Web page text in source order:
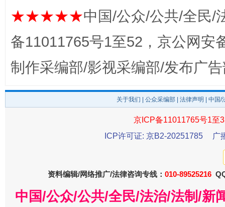
东山县通报“牛蛙产品抗生素超标问题” 法
千年窑火 生生不息 一
★★★★★中国/公众/公共/全民/
备11011765号1至52，京公网安
制作采编部/影视采编部/发布广
关于我们 公众采编部 法律声明 | 中国
京ICP备11011765号1至
ICP许可证: 京B2-20251785
广
资料编辑/网络推广/法律咨询专线： 010-89525216
中国/公众/公共/全民/法治/法制/新